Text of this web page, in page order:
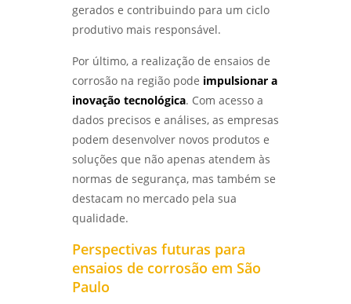
INSPEÇÃO DE SOLDA: COMO GARANTIR A
SOLDAGEM - LABMETAL
LABORATÓRIO DE ANÁLISE QUÍMICA: COMO
ESCOLHER O MELHOR PARA SUAS
NECESSIDADES - LABMETAL
COMO GARANTIR A QUALIFICAÇÃO DE
INDUSTRIAIS - LABMETAL
ENTENDA TUDO SOBRE ENSAIO DE CORROSÃO
INDUSTRIAIS - LABMETAL
ANÁLISE DE QUEBRA DE PARAFUSOS:
gerados e contribuindo para um ciclo
produtivo mais responsável.
Por último, a realização de ensaios de
corrosão na região pode impulsionar a
inovação tecnológica. Com acesso a
dados precisos e análises, as empresas
podem desenvolver novos produtos e
soluções que não apenas atendem às
normas de segurança, mas também se
destacam no mercado pela sua
qualidade.
Perspectivas futuras para
ensaios de corrosão em São
Paulo